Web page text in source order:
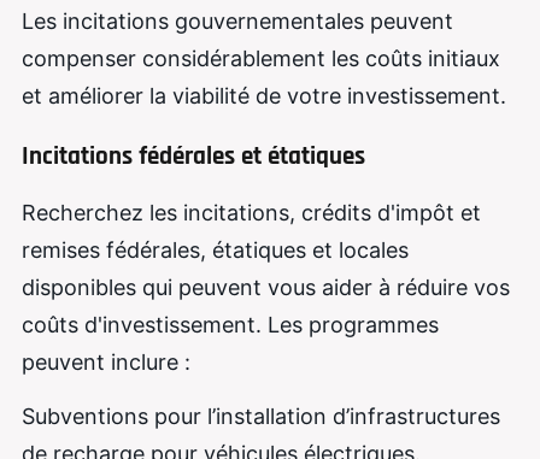
Les incitations gouvernementales peuvent
compenser considérablement les coûts initiaux
et améliorer la viabilité de votre investissement.
Incitations fédérales et étatiques
Recherchez les incitations, crédits d'impôt et
remises fédérales, étatiques et locales
disponibles qui peuvent vous aider à réduire vos
coûts d'investissement. Les programmes
peuvent inclure :
Subventions pour l’installation d’infrastructures
de recharge pour véhicules électriques.